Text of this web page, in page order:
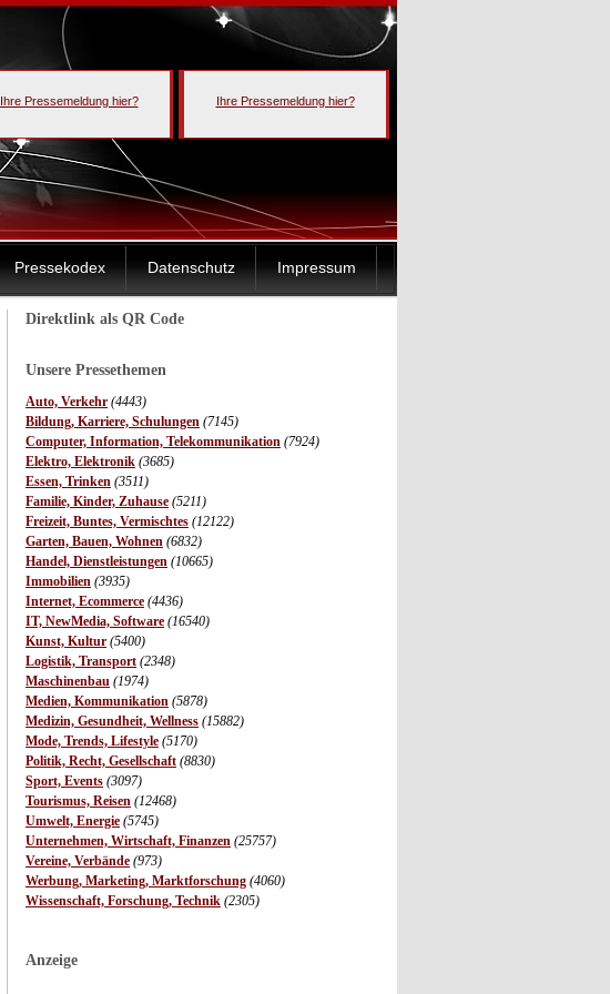
Ihre Pressemeldung hier? Ihre Pressemeldung hier?
Pressekodex Datenschutz Impressum
Direktlink als QR Code
Unsere Pressethemen
Auto, Verkehr (4443)
Bildung, Karriere, Schulungen (7145)
Computer, Information, Telekommunikation (7924)
Elektro, Elektronik (3685)
Essen, Trinken (3511)
Familie, Kinder, Zuhause (5211)
Freizeit, Buntes, Vermischtes (12122)
Garten, Bauen, Wohnen (6832)
Handel, Dienstleistungen (10665)
Immobilien (3935)
Internet, Ecommerce (4436)
IT, NewMedia, Software (16540)
Kunst, Kultur (5400)
Logistik, Transport (2348)
Maschinenbau (1974)
Medien, Kommunikation (5878)
Medizin, Gesundheit, Wellness (15882)
Mode, Trends, Lifestyle (5170)
Politik, Recht, Gesellschaft (8830)
Sport, Events (3097)
Tourismus, Reisen (12468)
Umwelt, Energie (5745)
Unternehmen, Wirtschaft, Finanzen (25757)
Vereine, Verbände (973)
Werbung, Marketing, Marktforschung (4060)
Wissenschaft, Forschung, Technik (2305)
Anzeige